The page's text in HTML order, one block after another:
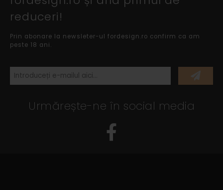
reduceri!
Prin abonare la newsleter-ul fordesign.ro confirm ca am
peste 18 ani.
Urmărește-ne în social media